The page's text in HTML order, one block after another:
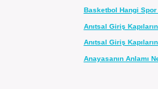
Basketbol Hangi Spor
Anıtsal Giriş
Anıtsal Giriş
Anayasanın Anlamı